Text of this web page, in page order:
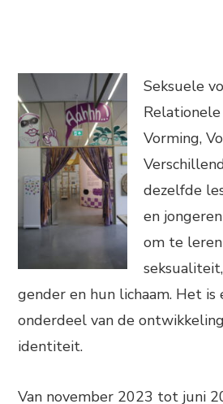
Seksuele
Vorming,
dezelfde
en
om te
gender en hun lichaam. Het is
onderdeel van de
identiteit.
Van november 2023 tot juni